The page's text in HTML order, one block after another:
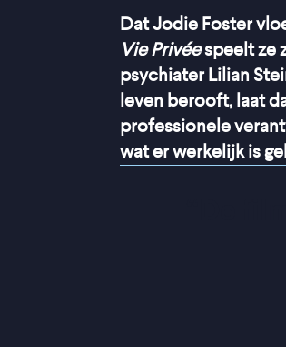
Dat Jodie Foster
Vie Privéespeelt ze
psychiater Lilian
leven berooft, laat
professionele
wat er werkelijk is